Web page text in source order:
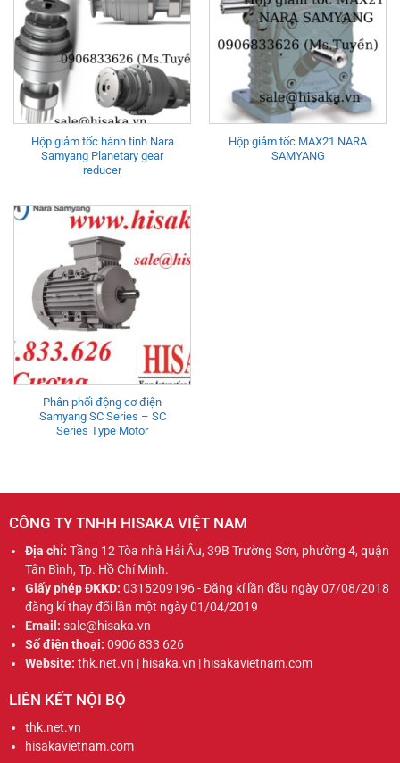
Hộp giảm tốc hành tinh Nara
Samyang Planetary gear
reducer
Hộp giảm tốc MAX21 NARA
SAMYANG
Phân phối động cơ điện
Samyang SC Series – SC
Series Type Motor
CÔNG TY TNHH HISAKA VIỆT NAM
Địa chỉ: Tầng 12 Tòa nhà Hải Âu, 39B Trường Sơn, phường 4, quận
Tân Bình, Tp. Hồ Chí Minh.
Giấy phép ĐKKD: 0315209196 - Đăng kí lần đầu ngày 07/08/2018
đăng kí thay đổi lần một ngày 01/04/2019
Email: sale@hisaka.vn
Số điện thoại: 0906 833 626
Website: thk.net.vn | hisaka.vn | hisakavietnam.com
LIÊN KẾT NỘI BỘ
thk.net.vn
hisakavietnam.com